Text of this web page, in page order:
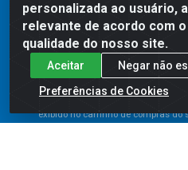
personalizada ao usuário,
relevante de acordo com
qualidade do nosso site.
Aceitar
Negar não
Preferências de Cookies
Preços, promoções, condições
para compras realizadas
divergência de preço de um
exibido no carrinho de compras do